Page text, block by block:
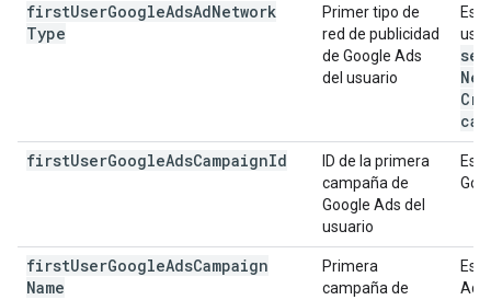
firstUserGoogleAdsAdNetwork
Type
Primer tipo de
red de publicidad
de Google Ads
del usuario
Es
firstUserGoogleAdsCampaignId
ID de la primera
campaña de
Google Ads del
usuario
Es
firstUserGoogleAdsCampaign
Name
Primera
campaña de
Es
Ads